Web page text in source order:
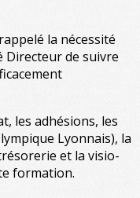
la nécessité
Directeur de suivre
les adhésions, les
Lyonnais), la
et la visio-
formation.